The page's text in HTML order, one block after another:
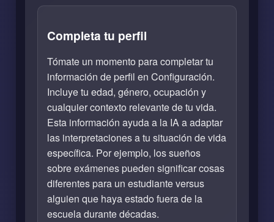
Completa tu perfil
Tómate un momento para completar tu
información de perfil en Configuración.
Incluye tu edad, género, ocupación y
cualquier contexto relevante de tu vida.
Esta información ayuda a la IA a adaptar
las interpretaciones a tu situación de vida
específica. Por ejemplo, los sueños
sobre exámenes pueden significar cosas
diferentes para un estudiante versus
alguien que haya estado fuera de la
escuela durante décadas.